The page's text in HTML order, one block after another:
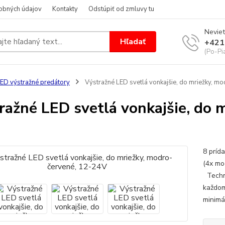
údajov Kontakty Odstúpiť od zmluvy tu
Hľadať
(Po-
výstražné predátory Výstražné LED svetlá vonkajšie, do mriežky,
LED svetlá vonkajšie, do
8
(4x